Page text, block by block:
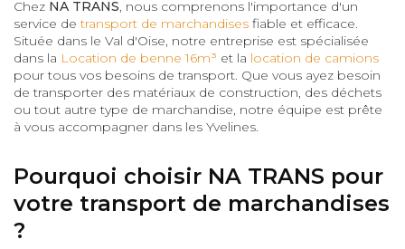
Chez NA TRANS, nous comprenons l'importance d'un
service detransport de marchandises fiable et efficace.
Située dans le Val d'Oise, notre entreprise est spécialisée
dans la Location de benne 16m³ et la location de camions
pour tous vos besoins de transport. Que vous ayez besoin
de transporter des matériaux de construction, des déchets
ou tout autre type de marchandise, notre équipe est prête
à vous accompagner dans les Yvelines.
Pourquoi choisir NA TRANS pour
votre transport de marchandises
?